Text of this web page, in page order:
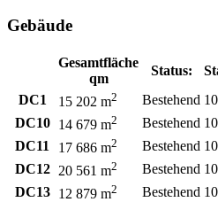
Gebäude
Gesamtfläche
qm
Status:
DC1
15 202 m2 Bestehend
DC10
14 679 m2 Bestehend
DC11
17 686 m2 Bestehend
DC12
20 561 m2 Bestehend
DC13
12 879 m2 Bestehend